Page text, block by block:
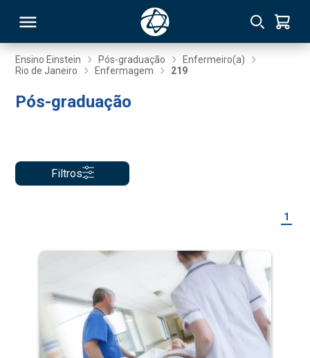
Ensino Einstein Pós-graduação
Enfermeiro(a)
Rio de Janeiro
Enfermagem 219
Pós-graduação
Filtros
1